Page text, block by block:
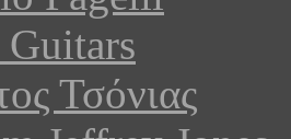
Τσόνιας